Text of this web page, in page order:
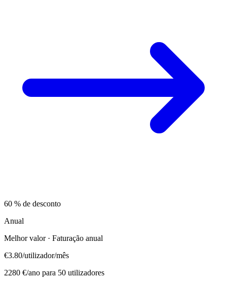
60 % de desconto
Anual
Melhor valor · Faturação anual
€3.80/utilizador/mês
2280 €/ano para 50 utilizadores